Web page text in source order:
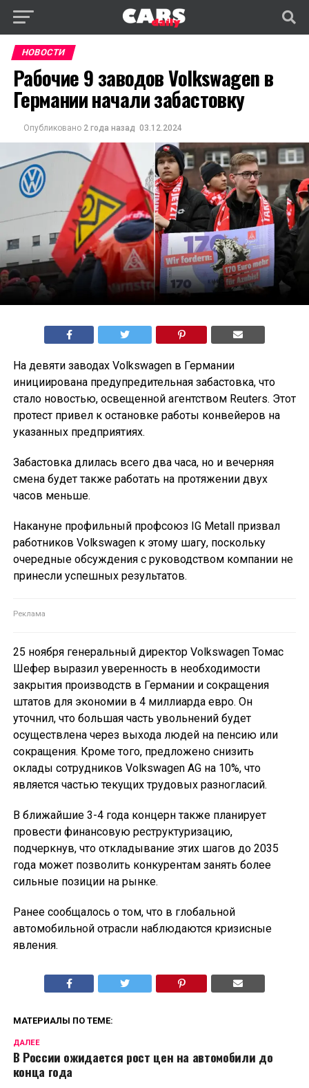
НОВОСТИ
Рабочие 9 заводов Volkswagen в
Германии начали забастовку
Опубликовано 2 года назад 03.12.2024
На девяти заводах Volkswagen в Германии
инициирована предупредительная забастовка, что
стало новостью, освещенной агентством Reuters. Этот
протест привел к остановке работы конвейеров на
указанных предприятиях.
Забастовка длилась всего два часа, но и вечерняя
смена будет также работать на протяжении двух
часов меньше.
Накануне профильный профсоюз IG Metall призвал
работников Volkswagen к этому шагу, поскольку
очередные обсуждения с руководством компании не
принесли успешных результатов.
25 ноября генеральный директор Volkswagen Томас
Шефер выразил уверенность в необходимости
закрытия производств в Германии и сокращения
штатов для экономии в 4 миллиарда евро. Он
уточнил, что большая часть увольнений будет
осуществлена через выхода людей на пенсию или
сокращения. Кроме того, предложено снизить
оклады сотрудников Volkswagen AG на 10%, что
является частью текущих трудовых разногласий.
В ближайшие 3-4 года концерн также планирует
провести финансовую реструктуризацию,
подчеркнув, что откладывание этих шагов до 2035
года может позволить конкурентам занять более
сильные позиции на рынке.
Ранее сообщалось о том, что в глобальной
автомобильной отрасли наблюдаются кризисные
явления.
МАТЕРИАЛЫ ПО ТЕМЕ:
ДАЛЕЕ
В России ожидается рост цен на автомобили до
конца года